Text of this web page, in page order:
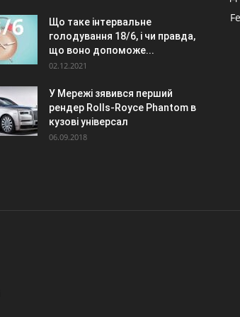
Що таке інтервальне
голодування 18/6, і чи правда,
що воно допоможе...
02.12.2021
У Мережі зявився перший
рендер Rolls-Royce Phantom в
кузові універсал
06.09.2018